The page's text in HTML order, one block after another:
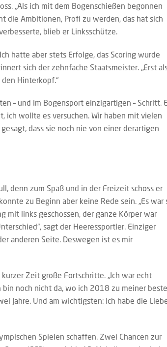
„Als ich mit dem Bogenschießen begonnen
die Ambitionen, Profi zu werden, das hat sich
blieb er Linksschütze.
hatte aber stets Erfolge, das Scoring wurde
sich der zehnfache Staatsmeister. „Erst
Hinterkopf.“
– und im Bogensport einzigartigen – Schritt.
ich wollte es versuchen. Wir haben mit vielen
dass sie noch nie von einer derartigen
denn zum Spaß und in der Freizeit schoss er
zu Beginn aber keine Rede sein. „Es war
mit links geschossen, der ganze Körper war
sagt der Heeressportler. Einziger
anderen Seite. Deswegen ist es mir
Zeit große Fortschritte. „Ich war echt
bin noch nicht da, wo ich 2018 zu meiner
Jahre. Und am wichtigsten: Ich habe die
Spielen schaffen. Zwei Chancen zur